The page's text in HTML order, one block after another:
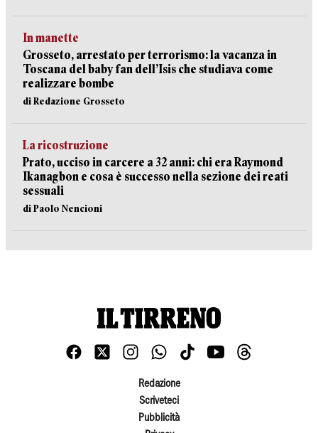
In manette
Grosseto, arrestato per terrorismo: la vacanza in
Toscana del baby fan dell’Isis che studiava come
realizzare bombe
di Redazione Grosseto
La ricostruzione
Prato, ucciso in carcere a 32 anni: chi era Raymond
Ikanagbon e cosa è successo nella sezione dei reati
sessuali
di Paolo Nencioni
Redazione
Scriveteci
Pubblicità